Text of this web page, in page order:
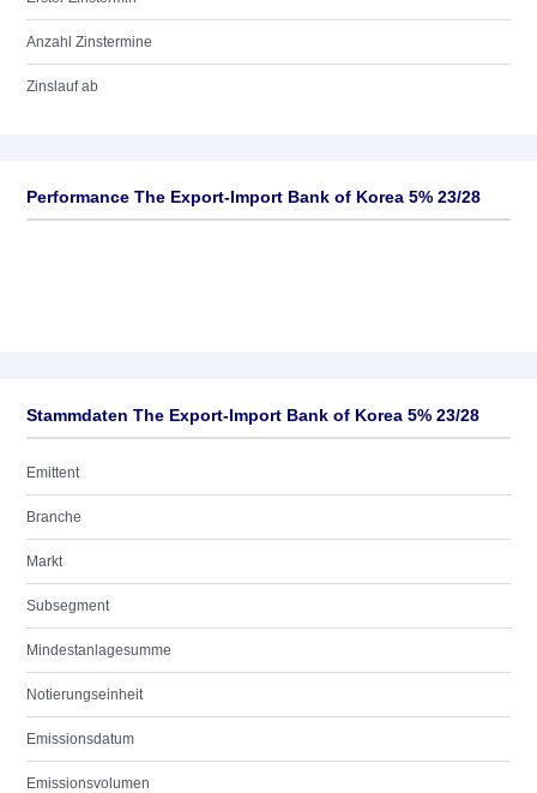
Anzahl Zinstermine
Zinslauf ab
Performance The Export-Import Bank of Korea 5% 23/28
Stammdaten The Export-Import Bank of Korea 5% 23/28
Emittent
Branche
Markt
Subsegment
Mindestanlagesumme
Notierungseinheit
Emissionsdatum
Emissionsvolumen